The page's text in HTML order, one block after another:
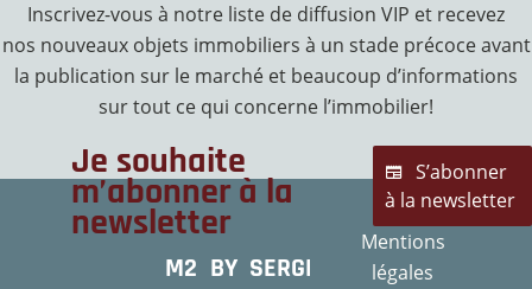
Inscrivez-vous à notre liste de diffusion VIP et recevez
nos nouveaux objets immobiliers à un stade précoce avant
la publication sur le marché et beaucoup d’informations
sur tout ce qui concerne l’immobilier!
Je souhaite
m’abonner à la
newsletter
S’abonner
à la newsletter
M2 BY SERGE
Mentions
légales